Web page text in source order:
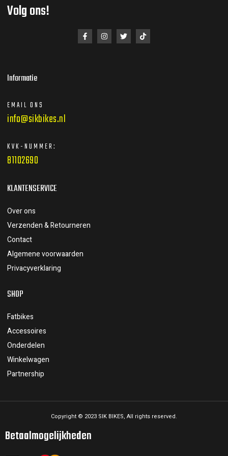
Volg ons!
Informatie
EMAIL ONS
info@sikbikes.nl
KVK-NUMMER:
81102690
KLANTENSERVICE
Over ons
Verzenden & Retourneren
Contact
Algemene voorwaarden
Privacyverklaring
SHOP
Fatbikes
Accessoires
Onderdelen
Winkelwagen
Partnership
Copyright © 2023 SIK BIKES, All rights reserved.
Betaalmogelijkheden